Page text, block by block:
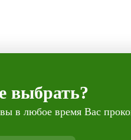
выбрать?
в любое время Вас